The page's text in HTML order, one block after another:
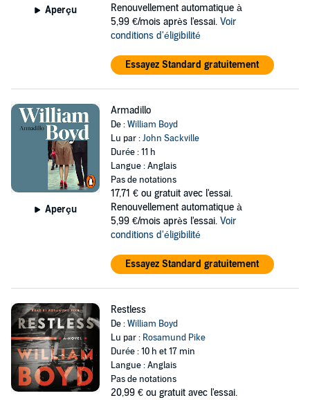
Aperçu
Renouvellement automatique à
5,99 €/mois après l'essai. Voir
conditions d'éligibilité
Essayez Standard gratuitement
Aperçu
Armadillo
De :William Boyd
Lu par :John Sackville
Durée : 11 h
Langue : Anglais
Pas de notations
17,71 € ou gratuit avec l'essai.
Renouvellement automatique à
5,99 €/mois après l'essai. Voir
conditions d'éligibilité
Essayez Standard gratuitement
Restless
De :William Boyd
Lu par : Rosamund Pike
Durée : 10 h et 17 min
Langue : Anglais
Pas de notations
20,99 € ou gratuit avec l'essai.